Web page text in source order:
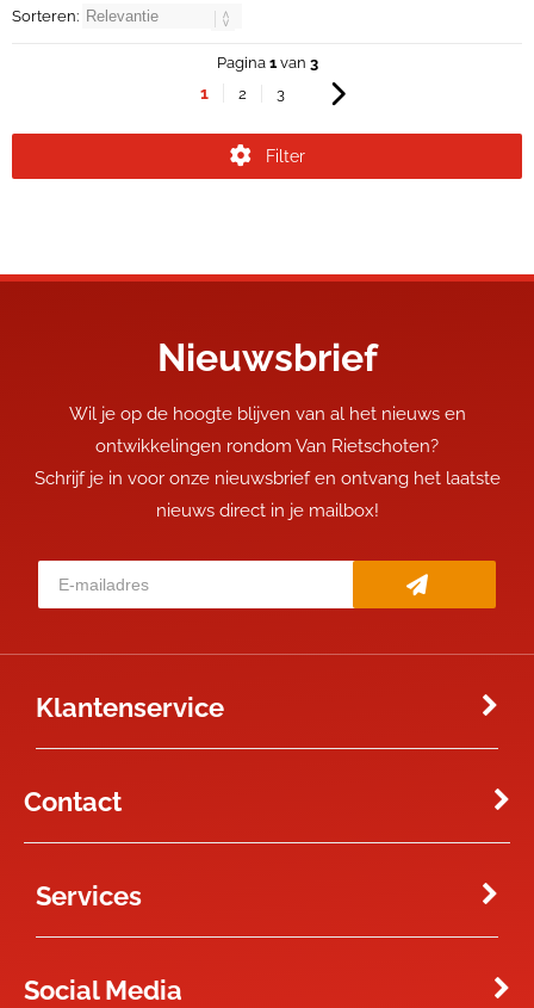
Sorteren:
Pagina 1van 3
1 2 3
Filter
Nieuwsbrief
Wil je op de hoogte blijven van al het nieuws en
ontwikkelingen rondom Van Rietschoten?
Schrijf je in voor onze nieuwsbrief en ontvang het laatste
nieuws direct in je mailbox!
Klantenservice
Contact
Services
Social Media